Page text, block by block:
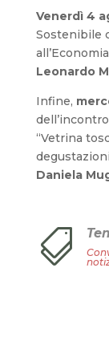
Venerdì 4
Sostenibile
Leonardo
Infine,
“Vetrina
Daniela
